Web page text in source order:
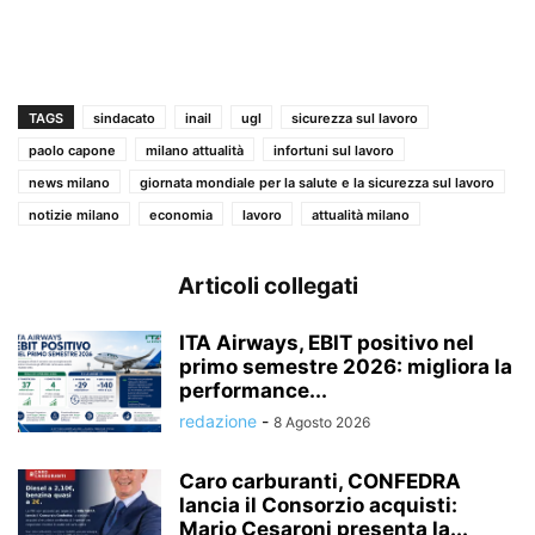
TAGS sindacato inail ugl
sicurezza sul lavoro
paolo capone
milano attualità
infortuni sul lavoro
news milano
giornata mondiale per la salute e la sicurezza sul lavoro
notizie milano
economia lavoro attualità milano
Articoli collegati
ITA Airways, EBIT positivo nel
primo semestre 2026: migliora la
performance...
redazione - 8 Agosto 2026
Caro carburanti, CONFEDRA
lancia il Consorzio acquisti:
Mario Cesaroni presenta la...